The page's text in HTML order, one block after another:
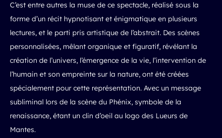
C’est entre autres la muse de ce spectacle, réalisé sous la
forme d’un récit hypnotisant et énigmatique en plusieurs
lectures, et le parti pris artistique de l’abstrait. Des scènes
personnalisées, mêlant organique et figuratif, révélant la
création de l’univers, l’émergence de la vie, l’intervention de
l’humain et son empreinte sur la nature, ont été créées
spécialement pour cette représentation. Avec un message
subliminal lors de la scène du Phénix, symbole de la
renaissance, étant un clin d’oeil au logo des Lueurs de
Mantes.